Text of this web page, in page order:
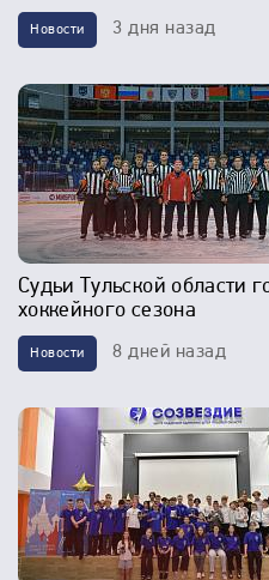
Новости 3 дня назад
Судьи Тульской области
хоккейного сезона
Новости 8 дней назад